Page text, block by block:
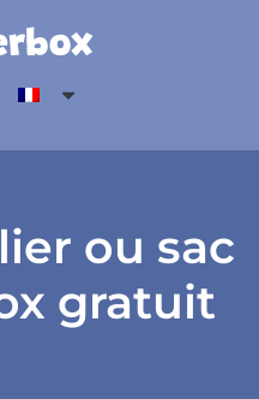
ou sac
gratuit